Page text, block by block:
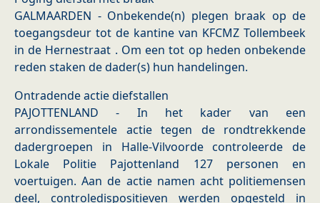
GALMAARDEN - Onbekende(n) plegen braak op de
toegangsdeur tot de kantine van KFCMZ Tollembeek
in de Hernestraat . Om een tot op heden onbekende
reden staken de dader(s) hun handelingen.
Ontradende actie diefstallen
PAJOTTENLAND - In het kader van een
arrondissementele actie tegen de rondtrekkende
dadergroepen in Halle-Vilvoorde controleerde de
Lokale Politie Pajottenland 127 personen en
voertuigen. Aan de actie namen acht politiemensen
deel, controledispositieven werden opgesteld in